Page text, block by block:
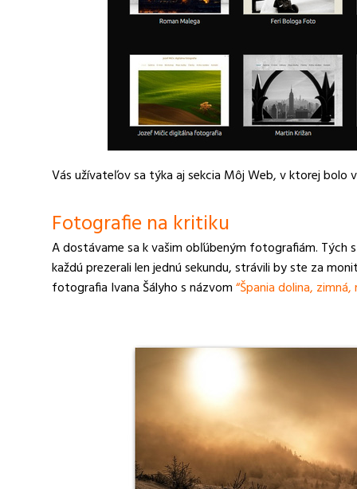
Vás užívateľov sa týka aj sekcia Môj Web, v ktorej bolo
Fotografie na kritiku
A dostávame sa k vašim obľúbeným fotografiám. Tých
každú prezerali len jednú sekundu, strávili by ste za
fotografia Ivana Šályho s názvom“Špania dolina,